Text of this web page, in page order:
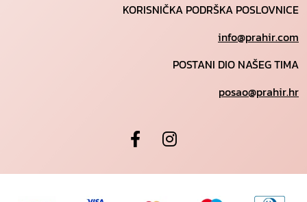
KORISNIČKA PODRŠKA POSLOVNICE
info@prahir.com
POSTANI DIO NAŠEG TIMA
posao@prahir.hr